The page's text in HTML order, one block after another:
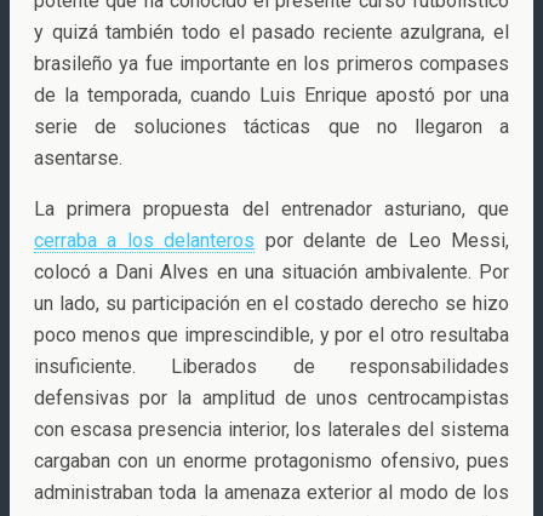
y quizá también todo el pasado reciente azulgrana, el
brasileño ya fue importante en los primeros compases
de la temporada, cuando Luis Enrique apostó por una
serie de soluciones tácticas que no llegaron a
asentarse.
La primera propuesta del entrenador asturiano, que
cerraba a los delanteros por delante de Leo Messi,
colocó a Dani Alves en una situación ambivalente. Por
un lado, su participación en el costado derecho se hizo
poco menos que imprescindible, y por el otro resultaba
insuficiente. Liberados de responsabilidades
defensivas por la amplitud de unos centrocampistas
con escasa presencia interior, los laterales del sistema
cargaban con un enorme protagonismo ofensivo, pues
administraban toda la amenaza exterior al modo de los